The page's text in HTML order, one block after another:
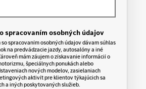
spracovaním osobných údajov
spracovaním osobných údajov dávam súhlas
na predvádzacie jazdy, autosalóny a iné
mám záujem o získavanie informácií o
špeciálnych ponukách alebo
nových modelov, zasielaniach
aktivít pre klientov týkajúcich sa
a iných poskytovaných služieb.